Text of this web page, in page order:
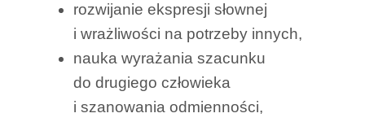
rozwijanie ekspresji słownej
i wrażliwości na potrzeby innych,
nauka wyrażania szacunku
do drugiego człowieka
i szanowania odmienności,